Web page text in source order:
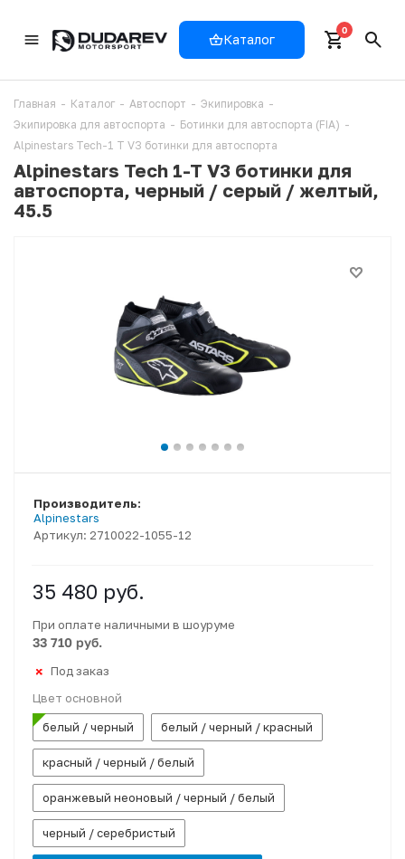
Каталог
0
Главная - Каталог - Автоспорт - Экипировка -
Экипировка для автоспорта - Ботинки для автоспорта (FIA) -
Alpinestars Tech-1 T V3 ботинки для автоспорта
Alpinestars Tech 1-T V3 ботинки для
автоспорта, черный / серый / желтый,
45.5
Артикул: 2710022-1055-12
Производитель:
Alpinestars
35 480 руб.
При оплате наличными в шоуруме
33 710 руб.
Под заказ
Цвет основной
белый / черный
белый / черный / красный
красный / черный / белый
оранжевый неоновый / черный / белый
черный / серебристый